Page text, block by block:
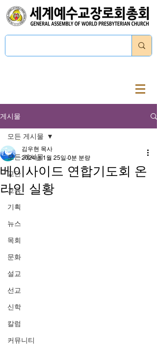
게시물
모든 게시물
교단
교육
기획
뉴스
목회
문화
설교
선교
신학
칼럼
커뮤니티
모든 게시물
베이사이드 연합기도회 온
라인 실황
김우현 목사
2024년 1월 25일 0분 분량